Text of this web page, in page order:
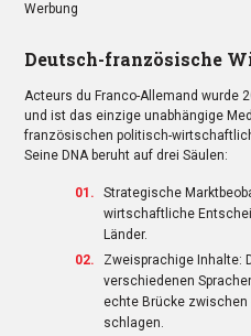
Werbung
Deutsch-französische
Acteurs du Franco-Allemand wurde
und ist das einzige unabhängige
französischen politisch-
Seine DNA beruht auf drei Säulen:
Strategische
wirtschaftliche
Länder.
Zweisprachige Inhalte:
verschiedenen
echte Brücke zwischen
schlagen.